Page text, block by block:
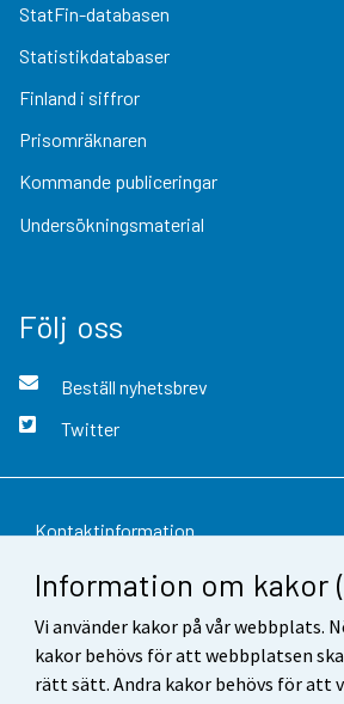
Information om kakor
Vi använder kakor på vår webbplats.
kakor behövs för att webbplatsen
rätt sätt. Andra kakor behövs för att
StatFin-databasen
Statistikdatabaser
Finland i siffror
Prisomräknaren
Kommande publiceringar
Undersökningsmaterial
Följ oss
Beställ nyhetsbrev
Twitter
Kontaktinformation
Respons
Användarvillkor
Dataskydd